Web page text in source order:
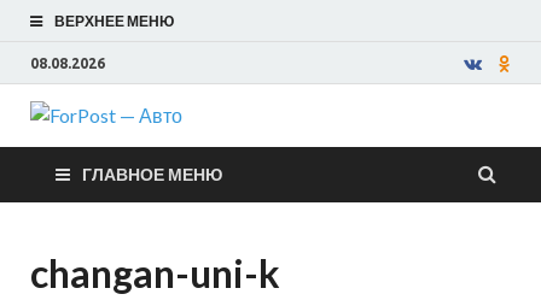
ВЕРХНЕЕ МЕНЮ
08.08.2026
ForPost —
Авто
ГЛАВНОЕ МЕНЮ
changan-uni-k